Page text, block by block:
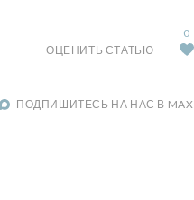
ОЦЕНИТЬ СТАТЬЮ
0
ПОДПИШИТЕСЬ НА НАС В MAX